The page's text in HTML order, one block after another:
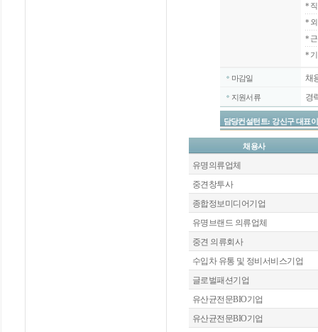
*
*
*
*
마감일 채
지원서류 경
담당컨설턴트: 강신구 대표
채용사
유명의류업체
중견창투사
종합정보미디어기업
유명브랜드 의류업체
중견 의류회사
수입차 유통 및 정비서비스기업
글로벌패션기업
유산균전문BIO기업
유산균전문BIO기업